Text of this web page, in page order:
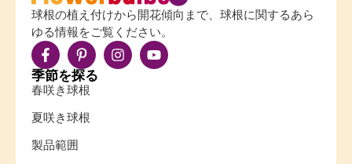
球根の植え付けから開花傾向まで、球根に関するあら
ゆる情報をご覧ください。
季節を探る
春咲き球根
夏咲き球根
製品範囲